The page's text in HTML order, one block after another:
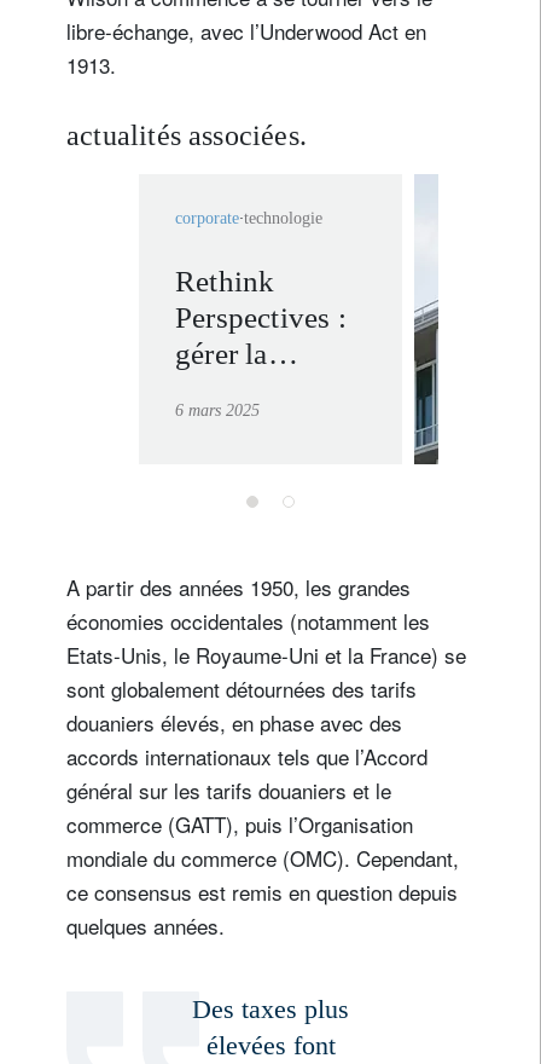
libre-échange, avec l’Underwood Act en
1913.
actualités associées.
corporate technologie
Rethink
Perspectives :
gérer la
entre droits de
fragmentation
6 mars 2025
A partir des années 1950, les grandes
économies occidentales (notamment les
Etats-Unis, le Royaume-Uni et la France) se
sont globalement détournées des tarifs
douaniers élevés, en phase avec des
accords internationaux tels que l’Accord
général sur les tarifs douaniers et le
commerce (GATT), puis l’Organisation
mondiale du commerce (OMC). Cependant,
ce consensus est remis en question depuis
quelques années.
Des taxes plus
élevées font
Pays de résidence
Vos informations seront utilisées conformément à
politique de confidentialité